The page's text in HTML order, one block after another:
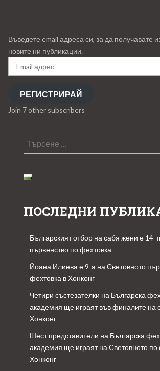
Въведете email адреса си, за да получавате
новите ни публикации.
Email
адрес
РЕГИСТРИРАЙ
Join 7 other subscribers
Търсене
за:
ПОСЛЕДНИ
Българският отбор на сабя жени е 14-
първенство по фехтовка
Йоана Илиева е 9-а на Световното
фехтовка в Хонконг
Четири състезателки на Българска
академия ще играят във финалите на
Хонконг
Шест представители на Българска
академия ще играят на Световното по
Хонконг